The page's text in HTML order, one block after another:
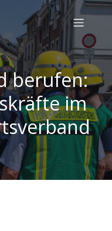
berufen:
im